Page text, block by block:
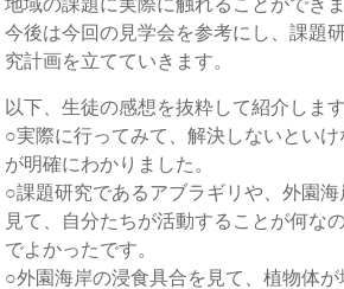
今後は今回の見学会を参考にし、課題
究計画を立てていきます。
以下、生徒の感想を抜粋して紹介します
○実際に行ってみて、解決しないとい
が明確にわかりました。
○課題研究であるアブラギリや、外園
見て、自分たちが活動することが何な
でよかったです。
○外園海岸の浸食具合を見て、植物体が